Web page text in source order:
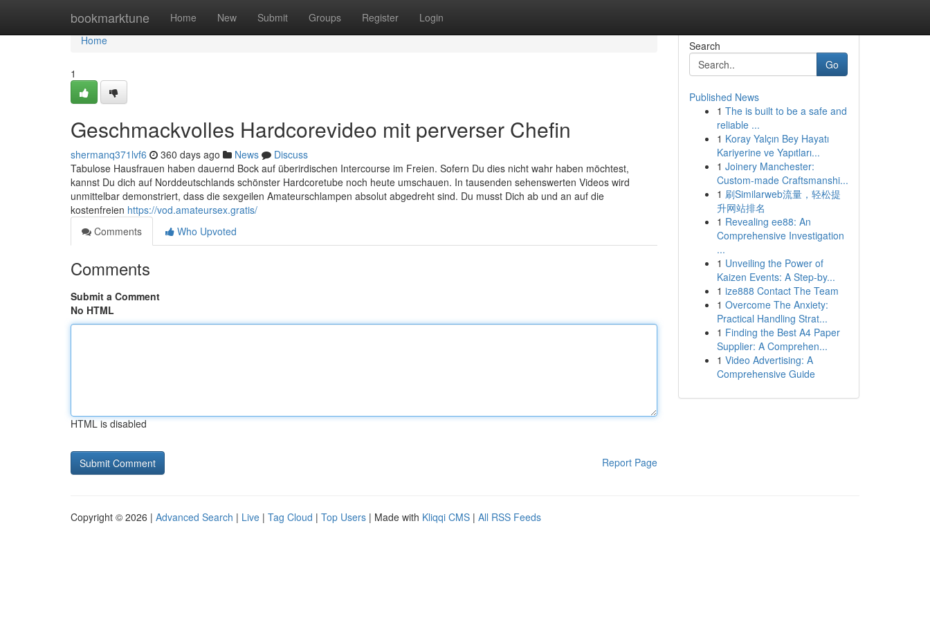
bookmarktune Home New Submit Groups Register Login
Home
Home
1
Geschmackvolles Hardcorevideo mit perverser Chefin
shermanq371lvf6 360 days ago News
Discuss
Tabulose Hausfrauen haben dauernd Bock auf überirdischen Intercourse im Freien. Sofern Du dies nicht wahr haben möchtest,
kannst Du dich auf Norddeutschlands schönster Hardcoretube noch heute umschauen. In tausenden sehenswerten Videos wird
unmittelbar demonstriert, dass die sexgeilen Amateurschlampen absolut abgedreht sind. Du musst Dich ab und an auf die
kostenfreien https://vod.amateursex.gratis/
Comments
Who Upvoted
Comments
Submit a Comment
No HTML
HTML is disabled
Report Page
Search
Go
Published News
1 The is built to be a safe and
reliable ...
1 Koray Yalçın Bey Hayatı
Kariyerine ve Yapıtları...
1 Joinery Manchester:
Custom-made Craftsmanshi...
1 刷Similarweb流量，轻松提
升网站排名
1 Revealing ee88: An
Comprehensive Investigation
...
1 Unveiling the Power of
Kaizen Events: A Step-by...
1 ize888 Contact The Team
1 Overcome The Anxiety:
Practical Handling Strat...
1 Finding the Best A4 Paper
Supplier: A Comprehen...
1 Video Advertising: A
Comprehensive Guide
Copyright © 2026 | Advanced Search | Live | Tag Cloud | Top Users | Made with Kliqqi CMS | All RSS Feeds